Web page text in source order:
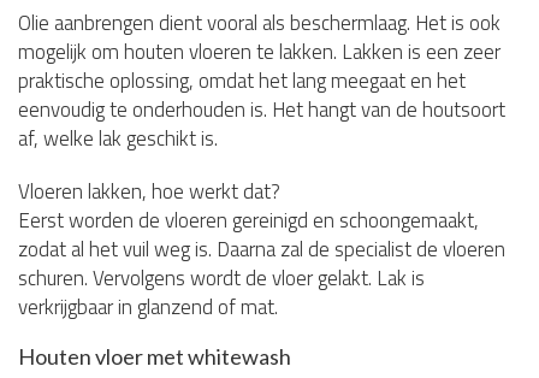
Olie aanbrengen dient vooral als beschermlaag. Het is ook
mogelijk om houten vloeren te lakken. Lakken is een zeer
praktische oplossing, omdat het lang meegaat en het
eenvoudig te onderhouden is. Het hangt van de houtsoort
af, welke lak geschikt is.
Vloeren lakken, hoe werkt dat?
Eerst worden de vloeren gereinigd en schoongemaakt,
zodat al het vuil weg is. Daarna zal de specialist de vloeren
schuren. Vervolgens wordt de vloer gelakt. Lak is
verkrijgbaar in glanzend of mat.
Houten vloer met whitewash